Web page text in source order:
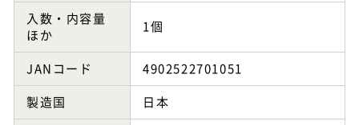
入数・内容量
ほか
1個
JANコード
4902522701051
製造国
日本